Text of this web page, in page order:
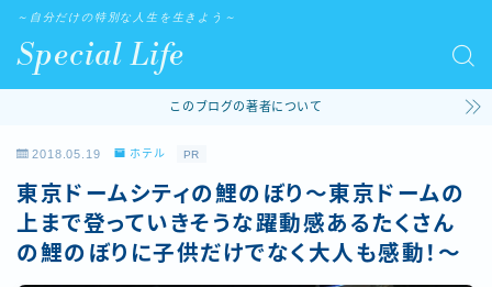
Special Life
～自分だけの特別な人生を生きよう～
このブログの著者について
2018.05.19 ホテル PR
東京ドームシティの鯉のぼり〜東京ドームの
上まで登っていきそうな躍動感あるたくさん
の鯉のぼりに子供だけでなく大人も感動！〜